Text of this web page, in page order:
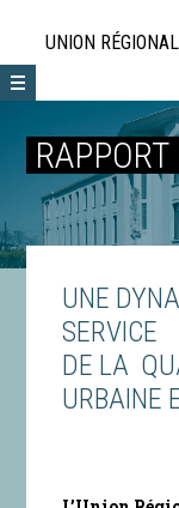
directement
au
contenu
UNION
UNE
SERVICE
DE LA
URBAINE